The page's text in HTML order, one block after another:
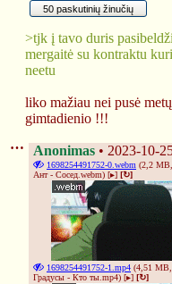
50 paskutinių žinučių
>tjk į tavo duris
mergaitė su kontraktu
neetu
liko mažiau nei pusė
gimtadienio !!!
Anonimas 2023-10-
1698254491752-0.webm (2,2
Ант - Сосед.webm) [▸] [↻]
1698254491752-1.mp4 (4,51 MB,
Градусы - Кто ты.mp4) [▸] [↻]